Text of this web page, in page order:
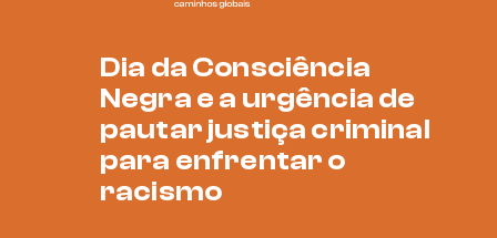
Dia da Consciência
Negra e a urgência de
pautar justiça criminal
para enfrentar o
racismo